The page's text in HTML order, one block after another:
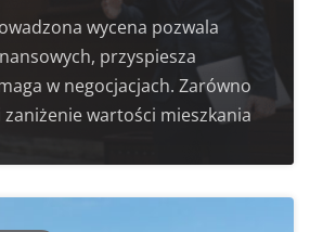
wycena pozwala
przyspiesza
w negocjacjach. Zarówno
zaniżenie wartości mieszkania